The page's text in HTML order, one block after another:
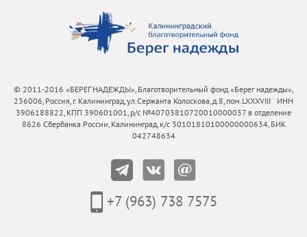
© 2011-2016 «БЕРЕГ НАДЕЖДЫ», Благотворительный фонд «Берег надежды»,
236006, Россия, г. Калининград, ул.Сержанта Колоскова, д.8, пом.LXXXVIII ИНН
3906188822, КПП 390601001, р/с №40703810720010000037 в отделение
8626 Сбербанка России, Калининград, к/с 30101810100000000634, БИК
042748634
+7 (963) 738 7575